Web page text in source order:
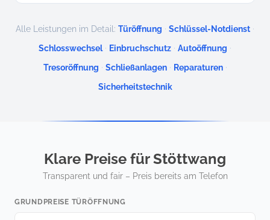
Alle Leistungen im Detail: Türöffnung · Schlüssel-Notdienst ·
Schlosswechsel · Einbruchschutz · Autoöffnung ·
Tresoröffnung · Schließanlagen · Reparaturen ·
Sicherheitstechnik
Klare Preise für Stöttwang
Transparent und fair – Preis bereits am Telefon
GRUNDPREISE TÜRÖFFNUNG